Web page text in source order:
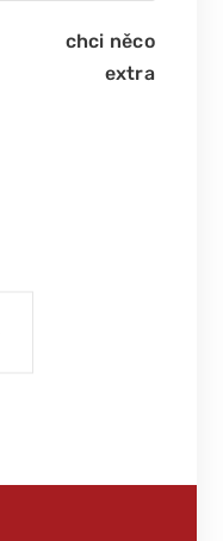
chci něco
extra